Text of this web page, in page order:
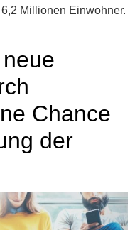
Millionen Einwohner.
Chance
der